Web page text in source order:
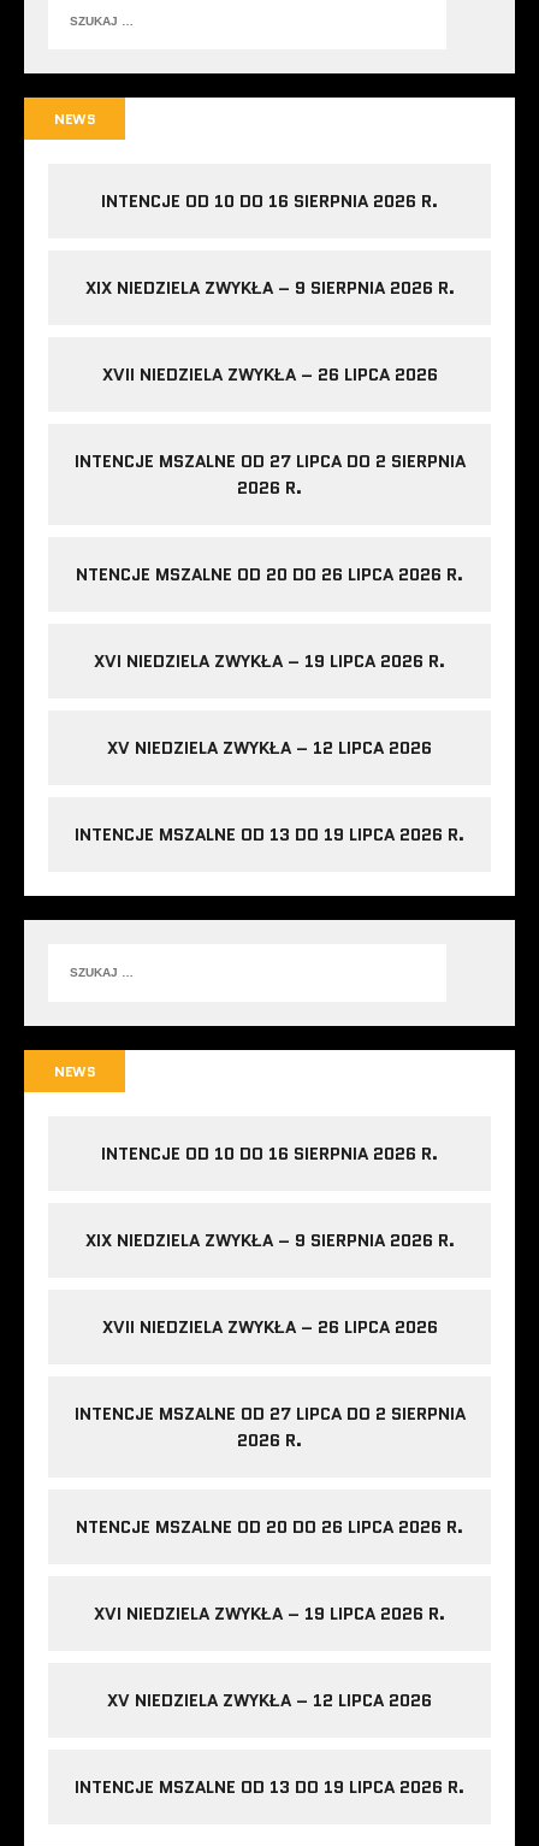
NEWS
INTENCJE OD 10 DO 16 SIERPNIA 2026 R.
XIX NIEDZIELA ZWYKŁA – 9 SIERPNIA 2026 R.
XVII NIEDZIELA ZWYKŁA – 26 LIPCA 2026
INTENCJE MSZALNE OD 27 LIPCA DO 2 SIERPNIA
2026 R.
NTENCJE MSZALNE OD 20 DO 26 LIPCA 2026 R.
XVI NIEDZIELA ZWYKŁA – 19 LIPCA 2026 R.
XV NIEDZIELA ZWYKŁA – 12 LIPCA 2026
INTENCJE MSZALNE OD 13 DO 19 LIPCA 2026 R.
NEWS
INTENCJE OD 10 DO 16 SIERPNIA 2026 R.
XIX NIEDZIELA ZWYKŁA – 9 SIERPNIA 2026 R.
XVII NIEDZIELA ZWYKŁA – 26 LIPCA 2026
INTENCJE MSZALNE OD 27 LIPCA DO 2 SIERPNIA
2026 R.
NTENCJE MSZALNE OD 20 DO 26 LIPCA 2026 R.
XVI NIEDZIELA ZWYKŁA – 19 LIPCA 2026 R.
XV NIEDZIELA ZWYKŁA – 12 LIPCA 2026
INTENCJE MSZALNE OD 13 DO 19 LIPCA 2026 R.